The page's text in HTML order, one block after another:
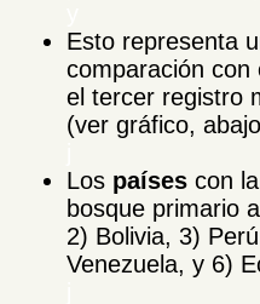
Esto representa
comparación
el tercer registro
(ver gráfico,
Los países con
bosque primario
2) Bolivia, 3)
Venezuela, y 6)